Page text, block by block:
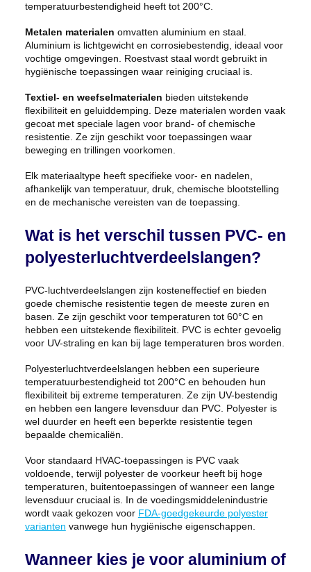
temperatuurbestendigheid heeft tot 200°C.
Metalen materialen omvatten aluminium en staal.
Aluminium is lichtgewicht en corrosiebestendig, ideaal voor
vochtige omgevingen. Roestvast staal wordt gebruikt in
hygiënische toepassingen waar reiniging cruciaal is.
Textiel- en weefselmaterialen bieden uitstekende
flexibiliteit en geluiddemping. Deze materialen worden vaak
gecoat met speciale lagen voor brand- of chemische
resistentie. Ze zijn geschikt voor toepassingen waar
beweging en trillingen voorkomen.
Elk materiaaltype heeft specifieke voor- en nadelen,
afhankelijk van temperatuur, druk, chemische blootstelling
en de mechanische vereisten van de toepassing.
Wat is het verschil tussen PVC- en
polyesterluchtverdeelslangen?
PVC-luchtverdeelslangen zijn kosteneffectief en bieden
goede chemische resistentie tegen de meeste zuren en
basen. Ze zijn geschikt voor temperaturen tot 60°C en
hebben een uitstekende flexibiliteit. PVC is echter gevoelig
voor UV-straling en kan bij lage temperaturen bros worden.
Polyesterluchtverdeelslangen hebben een superieure
temperatuurbestendigheid tot 200°C en behouden hun
flexibiliteit bij extreme temperaturen. Ze zijn UV-bestendig
en hebben een langere levensduur dan PVC. Polyester is
wel duurder en heeft een beperkte resistentie tegen
bepaalde chemicaliën.
Voor standaard HVAC-toepassingen is PVC vaak
voldoende, terwijl polyester de voorkeur heeft bij hoge
temperaturen, buitentoepassingen of wanneer een lange
levensduur cruciaal is. In de voedingsmiddelenindustrie
wordt vaak gekozen voor FDA-goedgekeurde polyester
varianten vanwege hun hygiënische eigenschappen.
Wanneer kies je voor aluminium of